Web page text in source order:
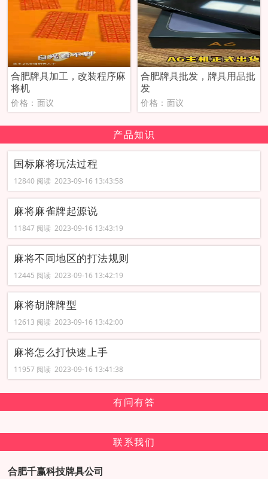
合肥牌具加工，改装程序麻
将机
价格：面议
合肥牌具批发，牌具用品批
发
价格：面议
产品知识
国标麻将玩法过程
12840 阅读 2023-09-16 13:43:58
麻将麻雀牌起源说
11847 阅读 2023-09-16 13:43:19
麻将不同地区的打法规则
12445 阅读 2023-09-16 13:42:19
麻将胡牌牌型
12613 阅读 2023-09-16 13:42:00
麻将怎么打快速上手
11957 阅读 2023-09-16 13:41:38
有问有答
联系我们
合肥千赢科技牌具公司